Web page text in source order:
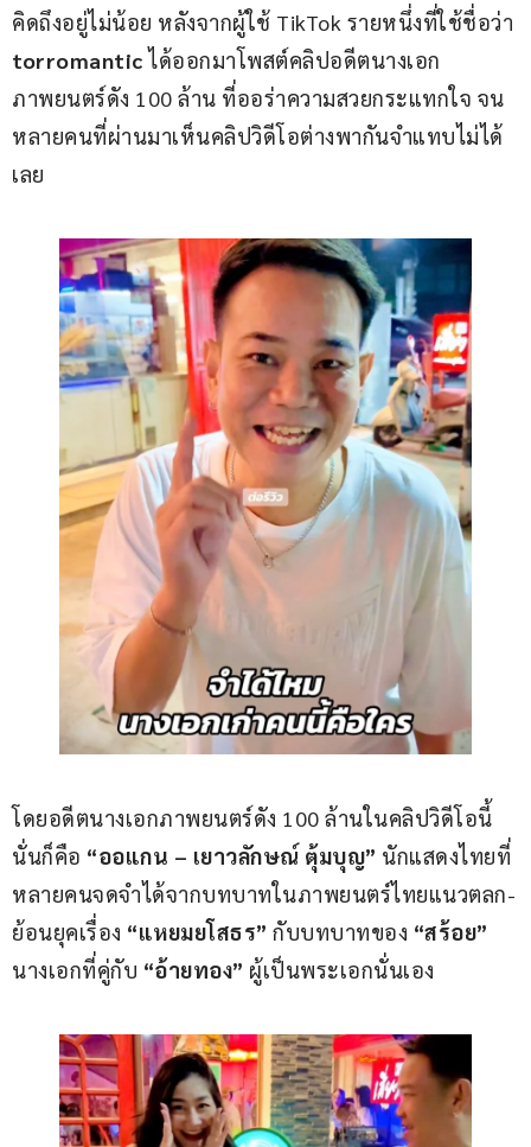
คิดถึงอยู่ไม่น้อย หลังจากผู้ใช้ TikTok รายหนึ่งที่ใช้ชื่อว่า
torromantic ได้ออกมาโพสต์คลิปอดีตนางเอก
ภาพยนตร์ดัง 100 ล้าน ที่ออร่าความสวยกระแทกใจ จน
หลายคนที่ผ่านมาเห็นคลิปวิดีโอต่างพากันจำแทบไม่ได้
เลย
โดยอดีตนางเอกภาพยนตร์ดัง 100 ล้านในคลิปวิดีโอนี้
นั่นก็คือ “ออแกน – เยาวลักษณ์ ตุ้มบุญ” นักแสดงไทยที่
หลายคนจดจำได้จากบทบาทในภาพยนตร์ไทยแนวตลก-
ย้อนยุคเรื่อง “แหยมยโสธร” กับบทบาทของ “สร้อย”
นางเอกที่คู่กับ “อ้ายทอง” ผู้เป็นพระเอกนั่นเอง